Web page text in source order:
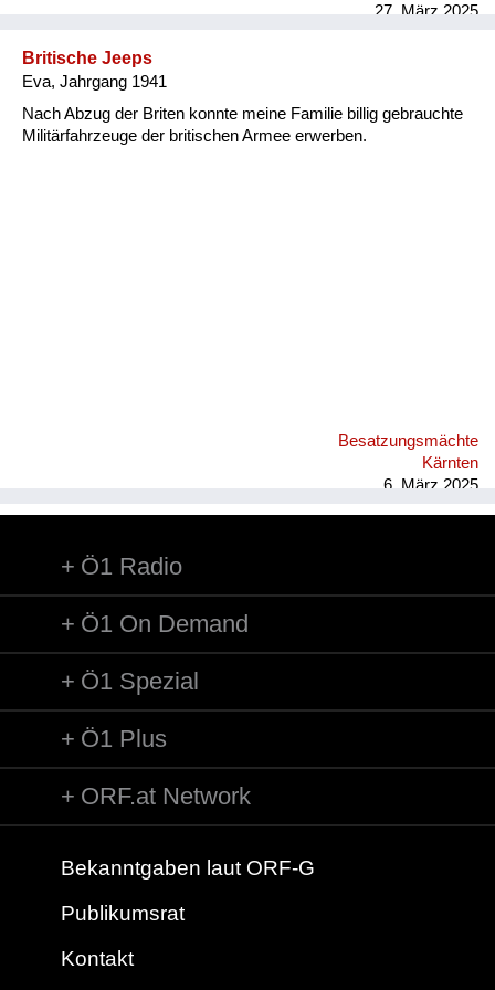
27. März 2025
Britische Jeeps
Eva, Jahrgang 1941
Nach Abzug der Briten konnte meine Familie billig gebrauchte
Militärfahrzeuge der britischen Armee erwerben.
Besatzungsmächte
Kärnten
6. März 2025
Ö1 Radio
Ö1 On Demand
Ö1 Spezial
Ö1 Plus
ORF.at Network
Bekanntgaben laut ORF-G
Publikumsrat
Kontakt